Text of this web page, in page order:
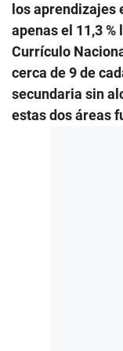
los aprendizajes
apenas el 11,3 %
Currículo
cerca de 9 de
secundaria sin
estas dos áreas